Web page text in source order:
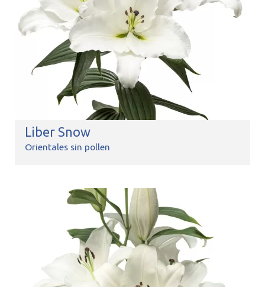
Liber Snow
Orientales sin pollen